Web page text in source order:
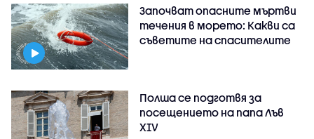
Започват опасните мъртви
течения в морето: Какви са
съветите на спасителите
Полша се подготвя за
посещението на папа Лъв
XIV